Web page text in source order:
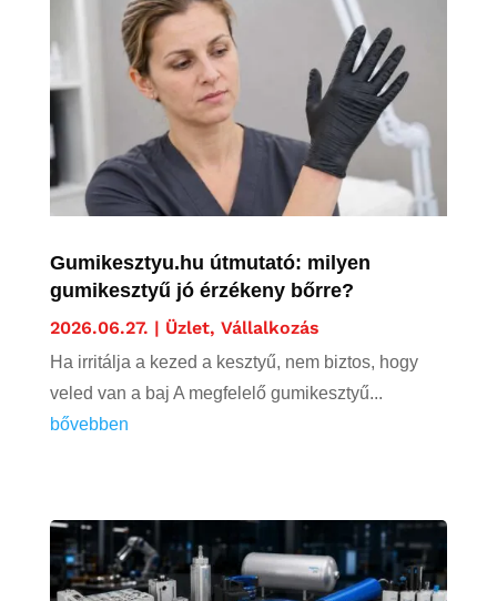
Gumikesztyu.hu útmutató: milyen
gumikesztyű jó érzékeny bőrre?
2026.06.27. | Üzlet, Vállalkozás
Ha irritálja a kezed a kesztyű, nem biztos, hogy
veled van a baj A megfelelő gumikesztyű...
bővebben